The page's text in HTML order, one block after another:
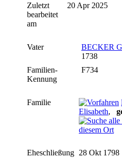
Zuletzt
bearbeitet
am
20 Apr 2025
Vater BECKER
1738
Familien-
Kennung
F734
Familie
Elisabeth,
Eheschließung 28 Okt 1798